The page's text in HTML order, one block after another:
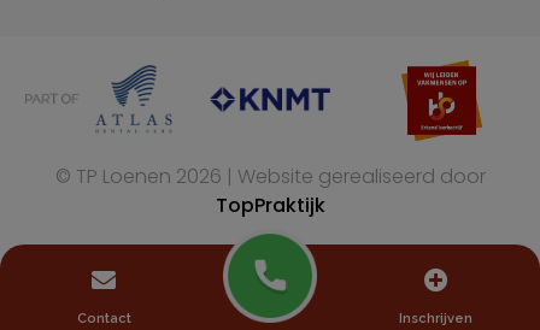
© TP Loenen 2026 | Website gerealiseerd door
TopPraktijk
Contact Inschrijven